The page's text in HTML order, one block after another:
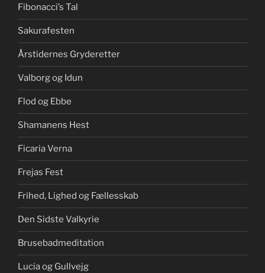
Fibonacci’s Tal
Sakurafesten
Årstidernes Gryderetter
Valborg og Idun
Flod og Ebbe
Shamanens Hest
Ficaria Verna
Frejas Fest
Frihed, Lighed og Fællesskab
Den Sidste Valkyrie
Brusebadmeditation
Lucia og Gullvejg